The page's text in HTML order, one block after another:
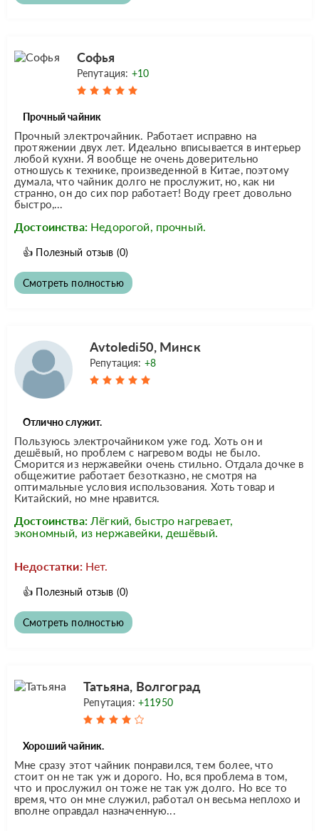
Софья
Репутация: +10
Прочный чайник
Прочный электрочайник. Работает исправно на
протяжении двух лет. Идеально вписывается в интерьер
любой кухни. Я вообще не очень доверительно
отношусь к технике, произведенной в Китае, поэтому
думала, что чайник долго не прослужит, но, как ни
странно, он до сих пор работает! Воду греет довольно
быстро,...
Достоинства: Недорогой, прочный.
👍 Полезный отзыв (0)
Смотреть полностью
Avtoledi50, Минск
Репутация: +8
Отлично служит.
Пользуюсь электрочайником уже год. Хоть он и
дешёвый, но проблем с нагревом воды не было.
Сморится из нержавейки очень стильно. Отдала дочке в
общежитие работает безотказно, не смотря на
оптимальные условия использования. Хоть товар и
Китайский, но мне нравится.
Достоинства: Лёгкий, быстро нагревает,
экономный, из нержавейки, дешёвый.
Недостатки: Нет.
👍 Полезный отзыв (0)
Смотреть полностью
Татьяна, Волгоград
Репутация: +11950
Хороший чайник.
Мне сразу этот чайник понравился, тем более, что
стоит он не так уж и дорого. Но, вся проблема в том,
что и прослужил он тоже не так уж долго. Но все то
время, что он мне служил, работал он весьма неплохо и
вполне оправдал назначенную...